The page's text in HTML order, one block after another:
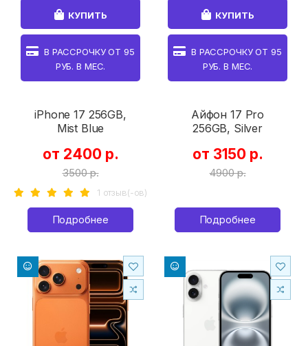
КУПИТЬ
В РАССРОЧКУ ОТ 95
РУБ. В МЕС.
iPhone 17 256GB,
Mist Blue
от 2400 р.
3500 р.
1 отзыв(-ов)
Подробнее
КУПИТЬ
В РАССРОЧКУ ОТ 95
РУБ. В МЕС.
Айфон 17 Pro
256GB, Silver
от 3150 р.
4900 р.
Подробнее